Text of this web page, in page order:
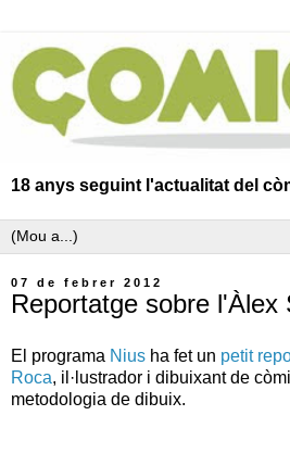
18 anys seguint l'actualitat del
07 de febrer 2012
Reportatge sobre l'Àlex
El programa Nius ha fet un petit
Roca, il·lustrador i dibuixant de
metodologia de dibuix.